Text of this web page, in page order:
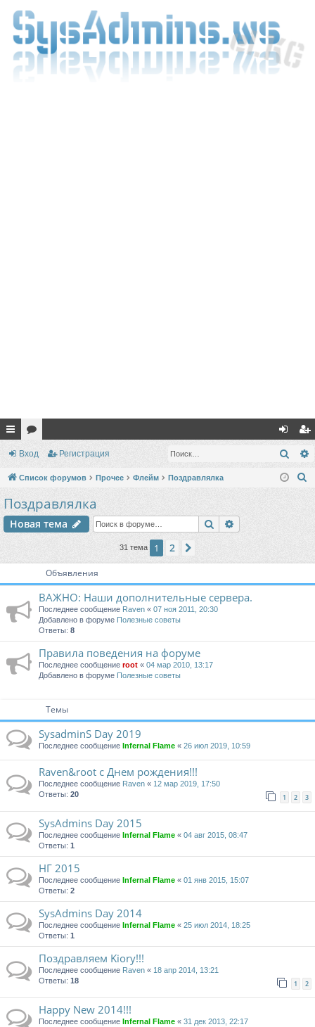
с
ы
и
ор хо
д
ег
ис
Вход Регистрация
Список форумов Прочее Флейм Поздравлялка
Поздравлялка
Новая тема Поиск
31 тема 1 2
Объявления
ВАЖНО: Наши дополнительные сервера.
Последнее сообщение Raven « 07 ноя 2011, 20:30
Добавлено в форуме Полезные советы
Ответы: 8
Правила поведения на форуме
Последнее сообщение root « 04 мар 2010, 13:17
Добавлено в форуме Полезные советы
Темы
SysadminS Day 2019
Последнее сообщение Infernal Flame « 26 июл 2019, 10:59
Raven&root с Днем рождения!!!
Последнее сообщение Raven « 12 мар 2019, 17:50
Ответы: 20 1 2 3
SysAdmins Day 2015
Последнее сообщение Infernal Flame « 04 авг 2015, 08:47
Ответы: 1
НГ 2015
Последнее сообщение Infernal Flame « 01 янв 2015, 15:07
Ответы: 2
SysAdmins Day 2014
Последнее сообщение Infernal Flame « 25 июл 2014, 18:25
Ответы: 1
Поздравляем Kiory!!!
Последнее сообщение Raven « 18 апр 2014, 13:21
Ответы: 18 1 2
Happy New 2014!!!
Последнее сообщение Infernal Flame « 31 дек 2013, 22:17